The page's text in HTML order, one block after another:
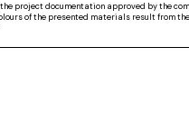
project documentation approved by the
of the presented materials result from